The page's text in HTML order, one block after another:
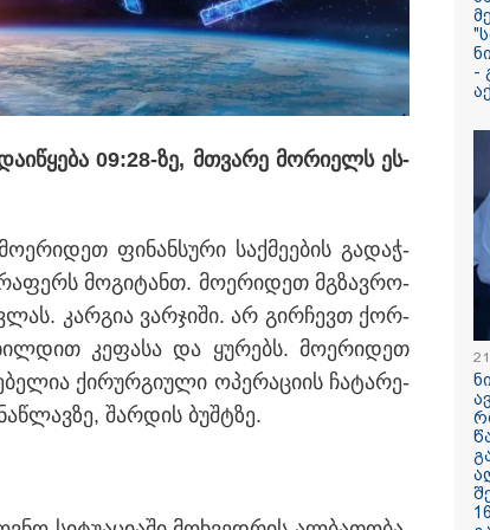
შორის 2
თბილისში
საქმეზე
“დიახ, ომი
და წერტილი!” -
კაპანაძე
"ვერასდროს
რომ ჩვენი
შევიდოდა" -
კონტრიძე
წლის თავზე
"პოსტს" უძღვნის
"ამოღებულია
მოდელის
იარაღი,
მათ შორი: 2
პისტოლეტი, 6
და 41 ვაზნა" -
16:41 / 08-08-
09:28-ზე, მთვა­რე მო­რი­ელს ეს­
ფი­ნან­სუ­რი საქ­მე­ე­ბის გა­დაჭ­
მო­გი­ტანთ. მო­ე­რი­დეთ მგზავ­რო­
კარ­გია ვარ­ჯი­ში. არ გირ­ჩევთ ქორ­
კე­ფა­სა და ყუ­რებს. მო­ე­რი­დეთ
ქი­რურ­გი­უ­ლი ოპე­რა­ცი­ის ჩა­ტა­რე­
შარ­დის ბუშტზე.
-